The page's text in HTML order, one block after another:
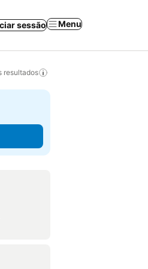
sessão Menu
resultados